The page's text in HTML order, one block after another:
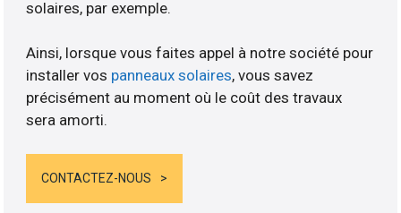
solaires, par exemple.
Ainsi, lorsque vous faites appel à notre société pour
installer vos panneaux solaires, vous savez
précisément au moment où le coût des travaux
sera amorti.
CONTACTEZ-NOUS